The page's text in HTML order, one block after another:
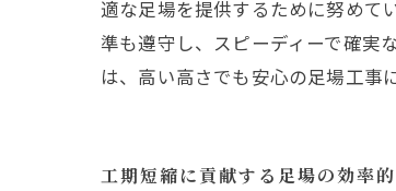
適な足場を提供するために努めて
準も遵守し、スピーディーで確実
は、高い高さでも安心の足場工事
工期短縮に貢献する足場の効率